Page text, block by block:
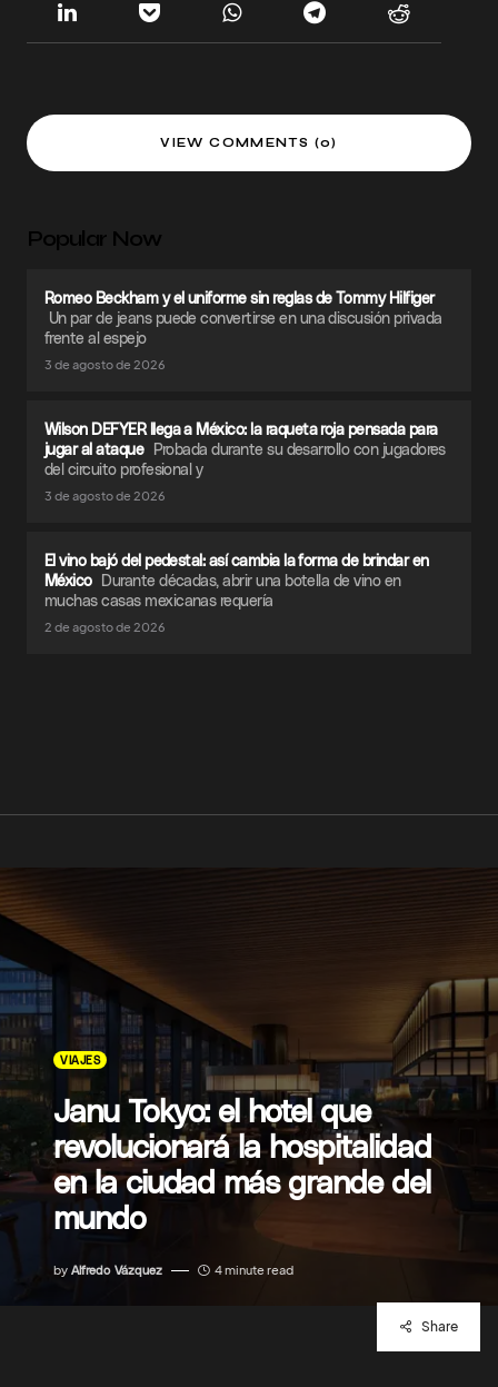
VIEW COMMENTS (0)
Popular Now
Romeo Beckham y el uniforme sin reglas de Tommy Hilfiger
Un par de jeans puede convertirse en una discusión privada
frente al espejo
3 de agosto de 2026
Wilson DEFYER llega a México: la raqueta roja pensada para
jugar al ataque Probada durante su desarrollo con jugadores
del circuito profesional y
3 de agosto de 2026
El vino bajó del pedestal: así cambia la forma de brindar en
México Durante décadas, abrir una botella de vino en
muchas casas mexicanas requería
2 de agosto de 2026
VIAJES
Janu Tokyo: el hotel que
revolucionará la hospitalidad
en la ciudad más grande del
mundo
by Alfredo Vázquez 4 minute read
Share